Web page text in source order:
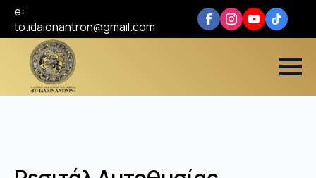
e:
to.idaionantron@gmail.com